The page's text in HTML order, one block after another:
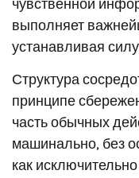
чувственной
выполняет
устанавливая
Структура
принципе
часть обычных
машинально, без
как